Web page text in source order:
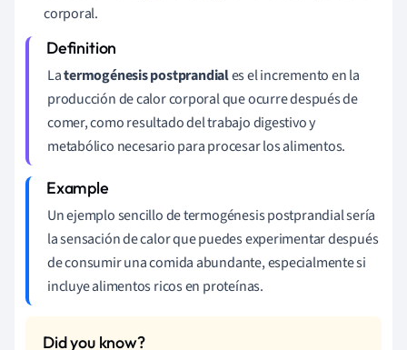
corporal.
Latermogénesis postprandiales el incremento en la
producción de calor corporal que ocurre después de
comer, como resultado del trabajo digestivo y
metabólico necesario para procesar los alimentos.
Un ejemplo sencillo de termogénesis postprandial sería
la sensación de calor que puedes experimentar después
de consumir una comida abundante, especialmente si
incluye alimentos ricos en proteínas.